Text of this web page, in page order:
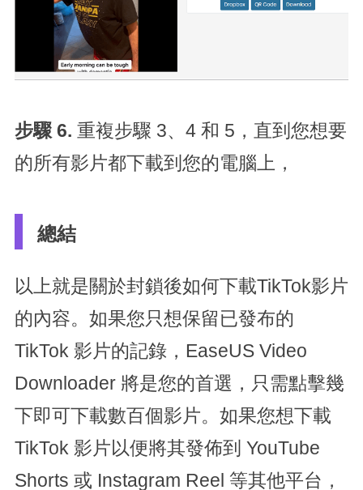
步驟 6. 重複步驟 3、4 和 5，直到您想要
的所有影片都下載到您的電腦上，
總結
以上就是關於封鎖後如何下載TikTok影片
的內容。如果您只想保留已發布的
TikTok 影片的記錄，EaseUS Video
Downloader 將是您的首選，只需點擊幾
下即可下載數百個影片。如果您想下載
TikTok 影片以便將其發佈到 YouTube
Shorts 或 Instagram Reel 等其他平台，